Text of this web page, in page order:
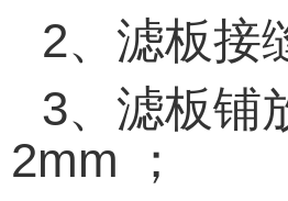
2、滤板接
3、滤板铺
2mm
；